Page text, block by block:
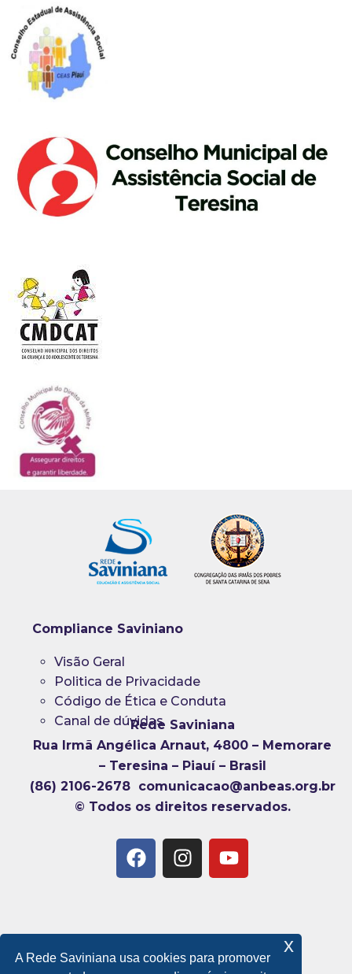
Compliance Saviniano
Visão Geral
Politica de Privacidade
Código de Ética e Conduta
Canal de dúvidasRede Saviniana
Rua Irmã Angélica Arnaut, 4800 – Memorare
– Teresina – Piauí – Brasil
(86) 2106-2678 comunicacao@anbeas.org.br
© Todos os direitos reservados.
A Rede Saviniana usa cookies para promover
x